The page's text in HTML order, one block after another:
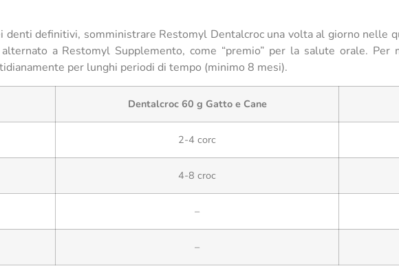
denti definitivi, somministrare Restomyl Dentalcroc una volta al giorno nelle
a Restomyl Supplemento, come “premio” per la salute orale.
per lunghi periodi di tempo (minimo 8 mesi).
Dentalcroc 60 g Gatto e Cane
2-4 corc
4-8 croc
–
–